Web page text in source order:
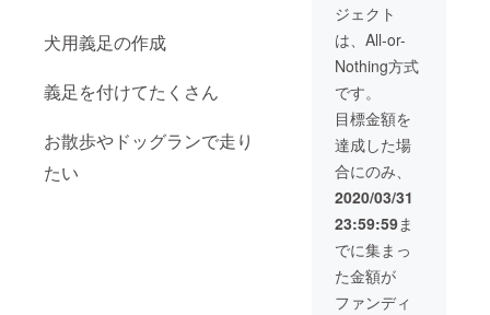
犬用義足の作成
義足を付けてたくさん
お散歩やドッグランで走り
たい
ジェクト
は、All-or-
Nothing方式
です。
目標金額を
達成した場
合にのみ、
2020/03/31
23:59:59ま
でに集まっ
た金額が
ファンディ